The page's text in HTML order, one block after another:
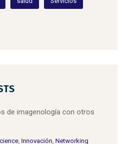
, Innovación, Networking